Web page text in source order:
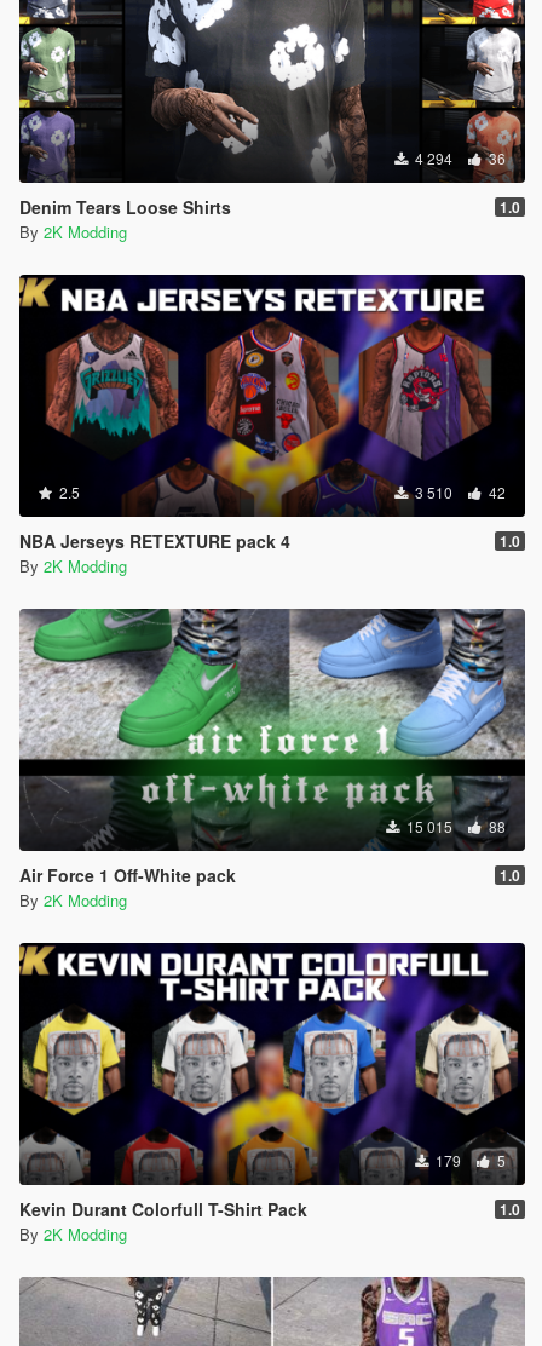
4 294 36
Denim Tears Loose Shirts 1.0
By 2K Modding
2.5 3 510 42
NBA Jerseys RETEXTURE pack 4 1.0
By 2K Modding
15 015 88
Air Force 1 Off-White pack 1.0
By 2K Modding
179 5
Kevin Durant Colorfull T-Shirt Pack 1.0
By 2K Modding